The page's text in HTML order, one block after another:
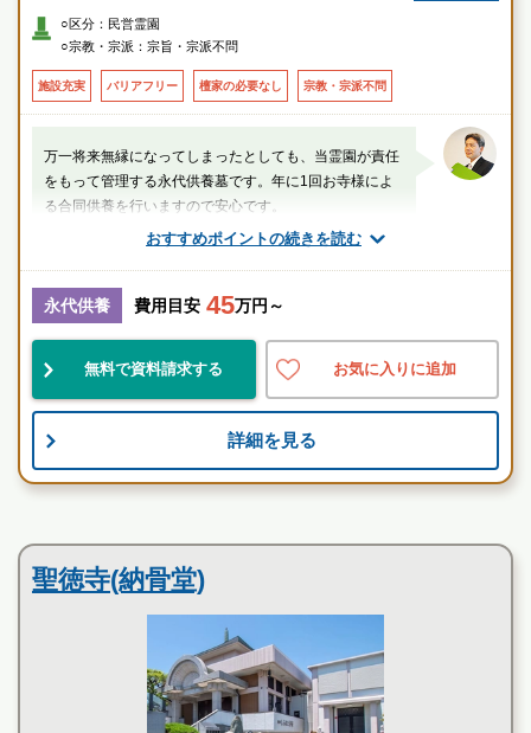
○車
・首都高速横浜北線「新横浜出入口」より約10分
分
○区分：民営霊園
○宗教・宗派：宗旨・宗派不問
施設充実 バリアフリー 檀家の必要なし 宗教・宗派不問
おすすめポイントの続きを読む
万一将来無縁になってしまったとしても、当霊園が責任
をもって管理する永代供養墓です。年に1回お寺様によ
る合同供養を行いますので安心です。
厚生労働省認定 葬祭ディレクター技能審査
1級葬祭ディレクター 田中（業界歴15年）
神奈川県
好立地 設備良 宗教不問
お墓のことなら何でもご相談ください
現地を見学して実際の雰囲気をお確かめください
新横浜中央霊園の特徴
永代供養 費用目安 45万円～
無料で資料請求する お気に入りに追加
詳細を見る
聖徳寺(納骨堂)